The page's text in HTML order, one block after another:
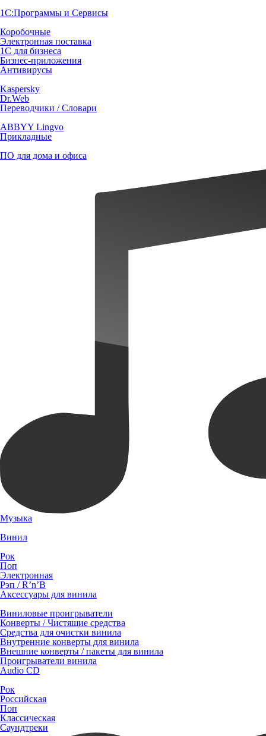
1С:Программы и Сервисы
Коробочные
Электронная поставка
1С для бизнеса
Бизнес-приложения
Антивирусы
Kaspersky
Dr.Web
Переводчики / Словари
ABBYY Lingvo
Прикладные
ПО для дома и офиса
Музыка
Винил
Рок
Поп
Электронная
Рэп / R’n’B
Аксессуары для винила
Виниловые проигрыватели
Конверты / Чистящие средства
Средства для очистки винила
Внутренние конверты для винила
Внешние конверты / пакеты для винила
Проигрыватели винила
Audio CD
Рок
Российская
Поп
Классическая
Саундтреки